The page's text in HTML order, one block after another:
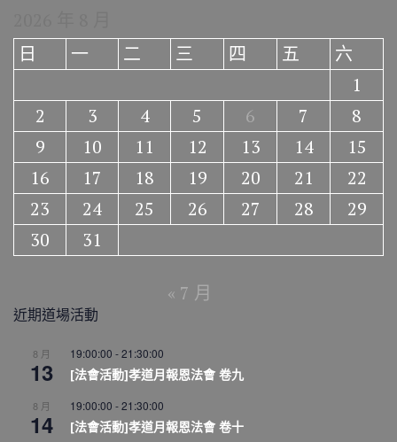
日
一 二 三 四 五
六
1
2
3 4 5 6 7
8
9
10 11 12 13 14
15
16
17 18 19 20 21
22
23
24 25 26 27 28
29
30
31
« 7 月
近期道場活動
8 月
13
19:00:00 -21:30:00
[法會活動]孝道月報恩法會 卷九
8 月
14
19:00:00 -21:30:00
[法會活動]孝道月報恩法會 卷十